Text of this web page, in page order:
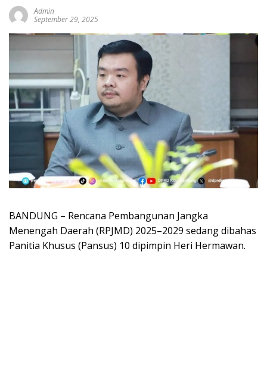
Admin
September 29, 2025
BANDUNG – Rencana Pembangunan Jangka
Menengah Daerah (RPJMD) 2025–2029 sedang dibahas
Panitia Khusus (Pansus) 10 dipimpin Heri Hermawan.